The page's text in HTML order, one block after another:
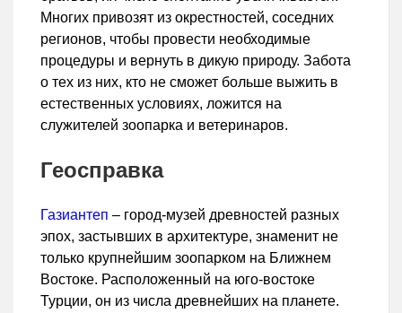
Многих привозят из окрестностей, соседних
регионов, чтобы провести необходимые
процедуры и вернуть в дикую природу. Забота
о тех из них, кто не сможет больше выжить в
естественных условиях, ложится на
служителей зоопарка и ветеринаров.
Геосправка
Газиантеп – город-музей древностей разных
эпох, застывших в архитектуре, знаменит не
только крупнейшим зоопарком на Ближнем
Востоке. Расположенный на юго-востоке
Турции, он из числа древнейших на планете.